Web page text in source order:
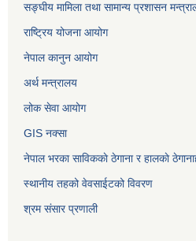
सङ्‍घीय मामिला तथा सामान्य प्रशासन
राष्ट्रिय योजना आयोग
नेपाल कानुन आयोग
अर्थ मन्त्रालय
लोक सेवा आयोग
GIS नक्सा
नेपाल भरका साविककाे ठेगाना र हालकाे
स्थानीय तहको वेवसाईटको विवरण
श्रम संसार प्रणाली